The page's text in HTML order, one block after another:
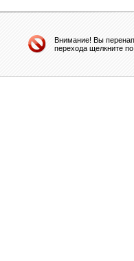
Внимание! Вы
перехода щелкните